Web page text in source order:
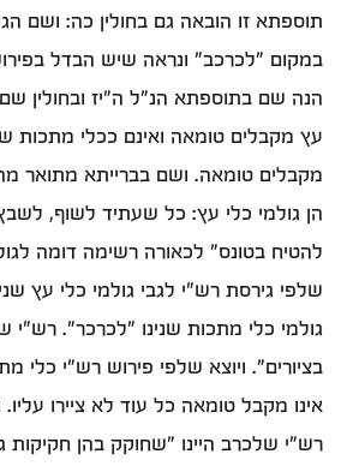
תוספתא זו הובאה גם בחולין כה: ושם
במקום "לכרכב" ונראה שיש הבדל
הנה שם בתוספתא הנ"ל ה"יז ובחולין שם
עץ מקבלים טומאה ואינם ככלי מתכות
מקבלים טומאה. ושם בברייתא מתואר
הן גולמי כלי עץ: כל שעתיד לשוף,
להטיח בטונס" לכאורה רשימה דומה
שלפי גירסת רש"י לגבי גולמי כלי עץ
גולמי כלי מתכות שנינו "לכרכר".
בציורים". ויוצא שלפי פירוש רש"י כלי
אינו מקבל טומאה כל עוד לא ציירו
רש"י שלכרב היינו "שחוקק בהן חקיקות